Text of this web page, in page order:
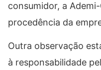
consumidor, a
procedência da
Outra observação
à responsabilidade